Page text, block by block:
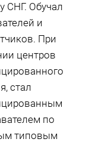
СНГ. Обучал
и
При
центров
стал
по
типовым